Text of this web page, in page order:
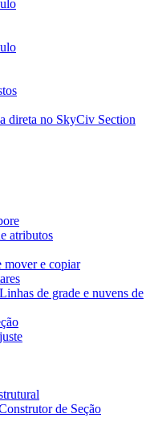
direta no SkyCiv Section
atributos
mover e copiar
de grade e nuvens de
de Seção